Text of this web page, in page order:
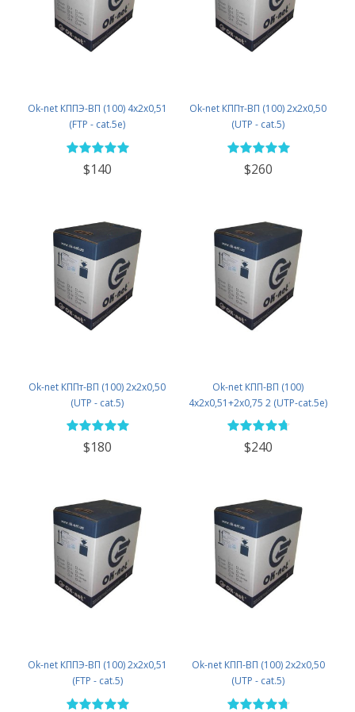
Ok-net КППЭ-ВП (100) 4х2х0,51
(FTP - cat.5e)
$140
Ok-net КППт-ВП (100) 2х2х0,50
(UTP - cat.5)
$260
Ok-net КППт-ВП (100) 2х2х0,50
(UTP - cat.5)
$180
Ok-net КПП-ВП (100)
4x2x0,51+2x0,75 2 (UTP-cat.5e)
$240
Ok-net КППЭ-ВП (100) 2х2х0,51
(FTP - cat.5)
Ok-net КПП-ВП (100) 2х2х0,50
(UTP - cat.5)